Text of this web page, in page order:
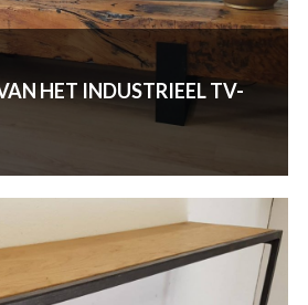
HET INDUSTRIEEL TV-